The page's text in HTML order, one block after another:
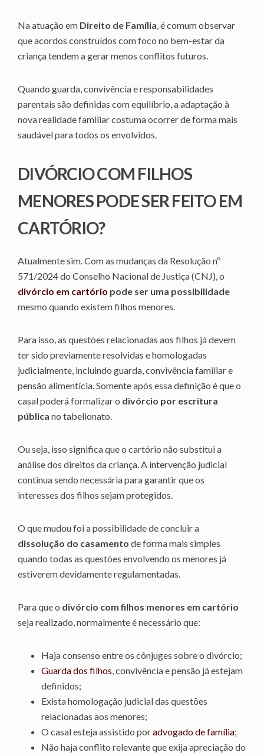
Na atuação em Direito de Família, é comum observar
que acordos construídos com foco no bem-estar da
criança tendem a gerar menos conflitos futuros.
Quando guarda, convivência e responsabilidades
parentais são definidas com equilíbrio, a adaptação à
nova realidade familiar costuma ocorrer de forma mais
saudável para todos os envolvidos.
DIVÓRCIO COM FILHOS
MENORES PODE SER FEITO EM
CARTÓRIO?
Atualmente sim. Com as mudanças da Resolução nº
571/2024 do Conselho Nacional de Justiça (CNJ), o
divórcio em cartório pode ser uma possibilidade
mesmo quando existem filhos menores.
Para isso, as questões relacionadas aos filhos já devem
ter sido previamente resolvidas e homologadas
judicialmente, incluindo guarda, convivência familiar e
pensão alimentícia. Somente após essa definição é que o
casal poderá formalizar o divórcio por escritura
pública no tabelionato.
Ou seja, isso significa que o cartório não substitui a
análise dos direitos da criança. A intervenção judicial
continua sendo necessária para garantir que os
interesses dos filhos sejam protegidos.
O que mudou foi a possibilidade de concluir a
dissolução do casamento de forma mais simples
quando todas as questões envolvendo os menores já
estiverem devidamente regulamentadas.
Para que o divórcio com filhos menores em cartório
seja realizado, normalmente é necessário que:
Haja consenso entre os cônjuges sobre o divórcio;
Guarda dos filhos, convivência e pensão já estejam
definidos;
Exista homologação judicial das questões
relacionadas aos menores;
O casal esteja assistido poradvogado de família;
Não haja conflito relevante que exija apreciação do